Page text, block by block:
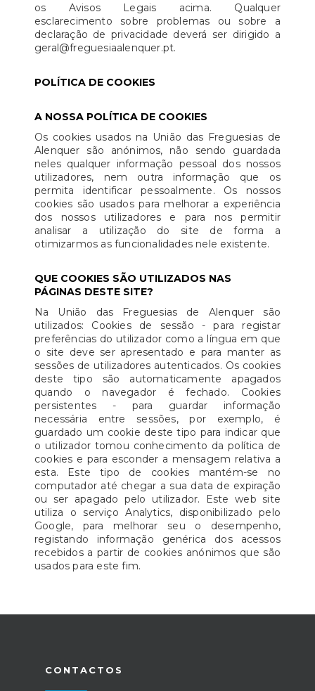
os Avisos Legais acima. Qualquer
esclarecimento sobre problemas ou sobre a
declaração de privacidade deverá ser dirigido a
geral@freguesiaalenquer.pt.
POLÍTICA DE COOKIES
A NOSSA POLÍTICA DE COOKIES
Os cookies usados na União das Freguesias de
Alenquer são anónimos, não sendo guardada
neles qualquer informação pessoal dos nossos
utilizadores, nem outra informação que os
permita identificar pessoalmente. Os nossos
cookies são usados para melhorar a experiência
dos nossos utilizadores e para nos permitir
analisar a utilização do site de forma a
otimizarmos as funcionalidades nele existente.
QUE COOKIES SÃO UTILIZADOS NAS
PÁGINAS DESTE SITE?
Na União das Freguesias de Alenquer são
utilizados: Cookies de sessão - para registar
preferências do utilizador como a língua em que
o site deve ser apresentado e para manter as
sessões de utilizadores autenticados. Os cookies
deste tipo são automaticamente apagados
quando o navegador é fechado. Cookies
persistentes - para guardar informação
necessária entre sessões, por exemplo, é
guardado um cookie deste tipo para indicar que
o utilizador tomou conhecimento da política de
cookies e para esconder a mensagem relativa a
esta. Este tipo de cookies mantém-se no
computador até chegar a sua data de expiração
ou ser apagado pelo utilizador. Este web site
utiliza o serviço Analytics, disponibilizado pelo
Google, para melhorar seu o desempenho,
registando informação genérica dos acessos
recebidos a partir de cookies anónimos que são
usados para este fim.
CONTACTOS